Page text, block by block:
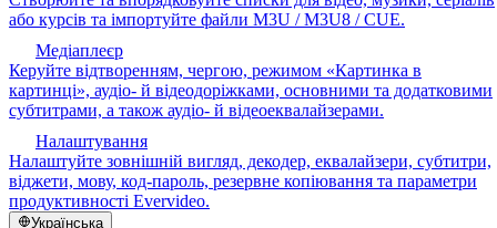
або курсів та імпортуйте файли M3U / M3U8 / CUE.
Медіаплеєр
Керуйте відтворенням, чергою, режимом «Картинка в
картинці», аудіо- й відеодоріжками, основними та додатковими
субтитрами, а також аудіо- й відеоеквалайзерами.
Налаштування
Налаштуйте зовнішній вигляд, декодер, еквалайзери, субтитри,
віджети, мову, код-пароль, резервне копіювання та параметри
продуктивності Evervideo.
Українська